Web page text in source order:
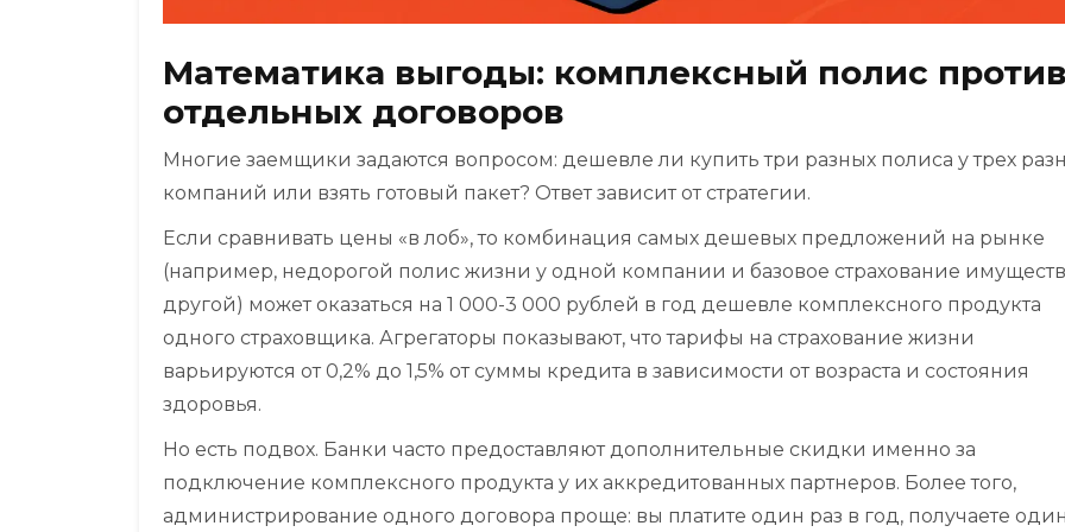
Математика выгоды: комплексный полис против
отдельных договоров
Многие заемщики задаются вопросом: дешевле ли купить три разных полиса у трех
компаний или взять готовый пакет? Ответ зависит от стратегии.
Если сравнивать цены «в лоб», то комбинация самых дешевых предложений на рынке
(например, недорогой полис жизни у одной компании и базовое страхование
другой) может оказаться на 1 000-3 000 рублей в год дешевле комплексного продукта
одного страховщика. Агрегаторы показывают, что тарифы на страхование жизни
варьируются от 0,2% до 1,5% от суммы кредита в зависимости от возраста и состояния
здоровья.
Но есть подвох. Банки часто предоставляют дополнительные скидки именно за
подключение комплексного продукта у их аккредитованных партнеров. Более того,
администрирование одного договора проще: вы платите один раз в год, получаете один